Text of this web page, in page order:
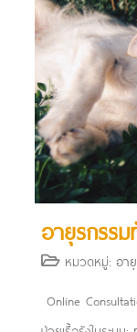
อายุรกรรม
หมวดหมู่: อา
Online